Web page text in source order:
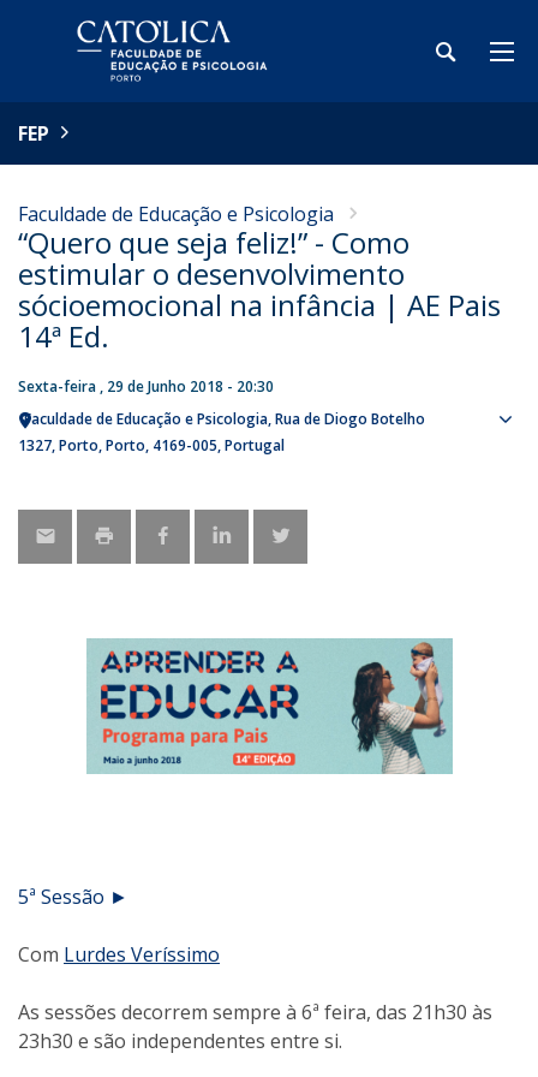
FEP
Faculdade de Educação e Psicologia
“Quero que seja feliz!” - Como
estimular o desenvolvimento
sócioemocional na infância | AE Pais
14ª Ed.
Sexta-feira , 29 de Junho 2018 - 20:30
Faculdade de Educação e Psicologia Rua de Diogo Botelho
1327 Porto Porto 4169-005 Portugal
5ª Sessão ►
Com Lurdes Veríssimo
As sessões decorrem sempre à 6ª feira, das 21h30 às
23h30 e são independentes entre si.